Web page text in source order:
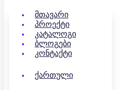
Მთავარი
Პროექტი
Კატალოგი
Ბლოგები
Კონტაქტი
Ქართული